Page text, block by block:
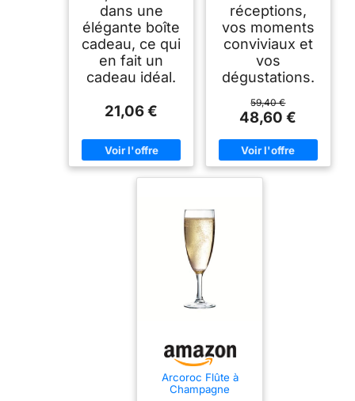
dans une
élégante boîte
cadeau, ce qui
en fait un
cadeau idéal.
21,06 €
réceptions,
vos moments
conviviaux et
vos
dégustations.
59,40 €
48,60 €
Arcoroc Flûte à
Champagne